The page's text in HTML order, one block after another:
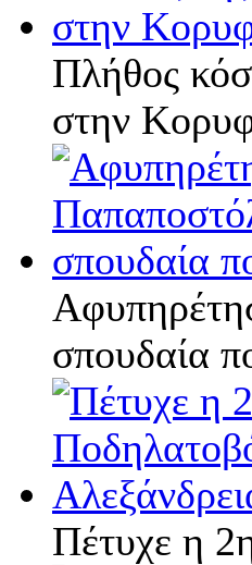
Πλήθος
στην
σπουδαία
Πέτυχε η